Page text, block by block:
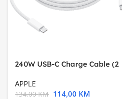
240W USB-C Charge Cable (2
APPLE
134,00KM 114,00 KM